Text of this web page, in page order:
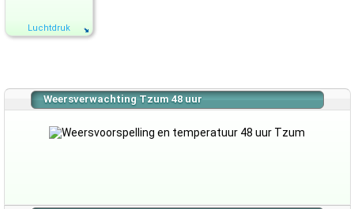
Luchtdruk
Weersverwachting Tzum 48 uur